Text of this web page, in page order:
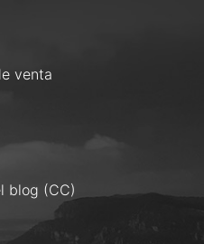
venta
blog (CC)